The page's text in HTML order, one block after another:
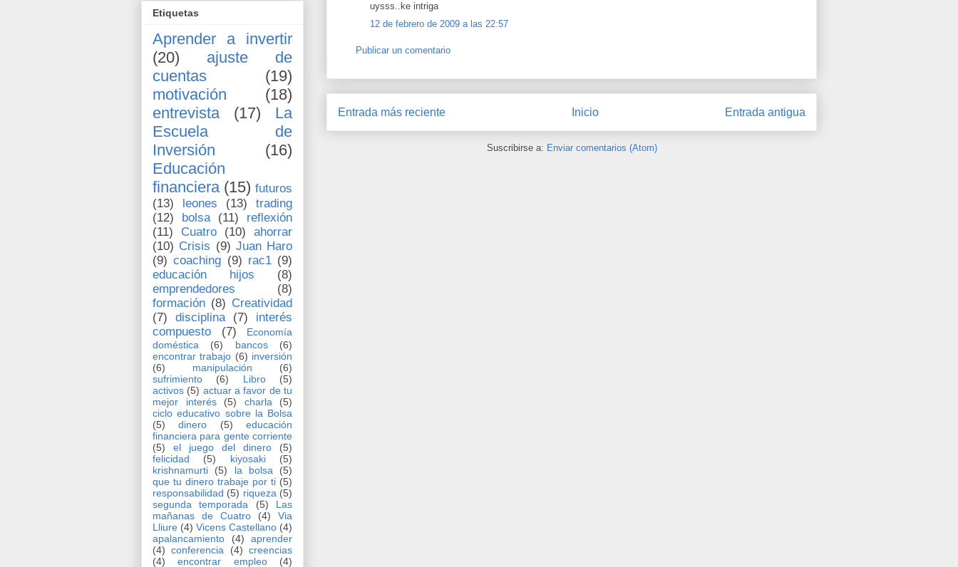
uysss..ke intriga
12 de febrero de 2009 a las 22:57
Publicar un comentario
Entrada más reciente Entrada antigua
Inicio
Suscribirse a: Enviar comentarios (Atom)
Etiquetas
Aprender a invertir
(20)
ajuste de
cuentas
(19)
motivación
(18)
entrevista
(17)
La
Escuela de
Inversión
(16)
Educación
financiera (15) futuros
(13)
leones (13)
trading
(12)
bolsa (11)
reflexión
(11)
Cuatro (10)
ahorrar
(10) Crisis (9) Juan Haro
(9) coaching (9) rac1 (9)
educación hijos
(8)
emprendedores
(8)
formación (8) Creatividad
(7)
disciplina (7)
interés
compuesto
(7)
Economía
doméstica
(6) bancos
(6)
encontrar trabajo (6) inversión
(6)
manipulación
(6)
sufrimiento
(6) Libro
(5)
activos (5) actuar a favor de tu
mejor interés
(5) charla
(5)
ciclo educativo sobre la Bolsa
(5)
dinero (5)
educación
financiera para gente corriente
(5)
el juego del dinero
(5)
felicidad
(5) kiyosaki
(5)
krishnamurti
(5) la bolsa
(5)
que tu dinero trabaje por ti (5)
responsabilidad (5) riqueza (5)
segunda temporada
(5)
Las
mañanas de Cuatro
(4)
Via
Lliure (4) Vicens Castellano (4)
apalancamiento
(4)
aprender
(4) conferencia (4) creencias
(4)
encontrar empleo (4)